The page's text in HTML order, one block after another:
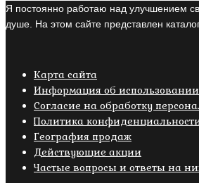
Я постоянно работаю над улучшением
душе. На этом сайте представлен
Карта сайта
Информация об использовании
Cогласие на обработку
Политика
География продаж
Действующие акции
Частые вопросы и ответы на